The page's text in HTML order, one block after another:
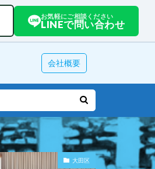
お気軽にご相談ください
LINEで問い合わせ
会社概要
大田区